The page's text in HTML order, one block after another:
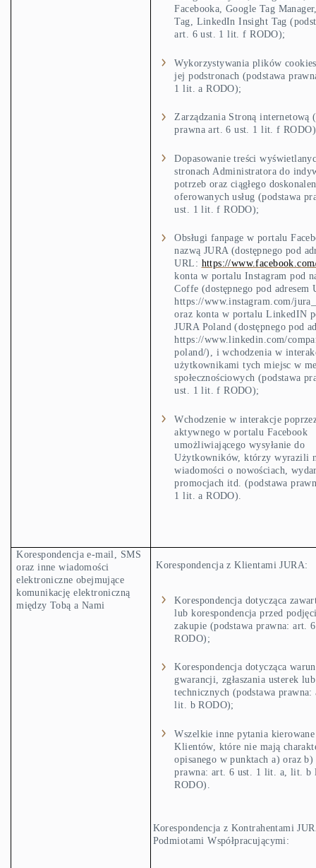
Facebooka, Google Tag
Tag, LinkedIn Insight Tag
art. 6 ust. 1 lit. f RODO);
Wykorzystywania plików
jej podstronach (podstawa
1 lit. a RODO);
Zarządzania Stroną internetową
prawna art. 6 ust. 1 lit. f
Dopasowanie treści
stronach Administratora do
potrzeb oraz ciągłego
oferowanych usług (podstawa
ust. 1 lit. f RODO);
Obsługi fanpage w portalu
nazwą JURA (dostępnego pod
URL: https://
konta w portalu Instagram pod
Coffe (dostępnego pod adresem
https://www.instagram.com/
oraz konta w portalu LinkedIN
JURA Poland (dostępnego pod
https://www.linkedin.com/
poland/), i wchodzenia w
użytkownikami tych miejsc w
społecznościowych (podstawa
ust. 1 lit. f RODO);
Wchodzenie w interakcje
aktywnego w portalu Facebook
umożliwiającego wysyłanie do
Użytkowników, którzy wyrazili
wiadomości o nowościach,
promocjach itd. (podstawa
1 lit. a RODO).
Korespondencja e-mail, SMS
oraz inne wiadomości
elektroniczne obejmujące
komunikację elektroniczną
między Tobą a Nami
Korespondencja z Klientami JURA:
Korespondencja dotycząca
lub korespondencja przed
zakupie (podstawa prawna: art.
RODO);
Korespondencja dotycząca
gwarancji, zgłaszania usterek
technicznych (podstawa
lit. b RODO);
Wszelkie inne pytania
Klientów, które nie mają
opisanego w punktach a) oraz b)
prawna: art. 6 ust. 1 lit. a, lit.
RODO).
Korespondencja z Kontrahentami
Podmiotami Współpracującymi: